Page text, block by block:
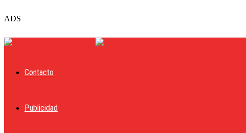
ADS
Contacto
Publicidad